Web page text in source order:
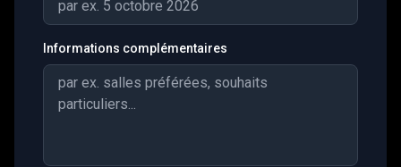
Informations complémentaires